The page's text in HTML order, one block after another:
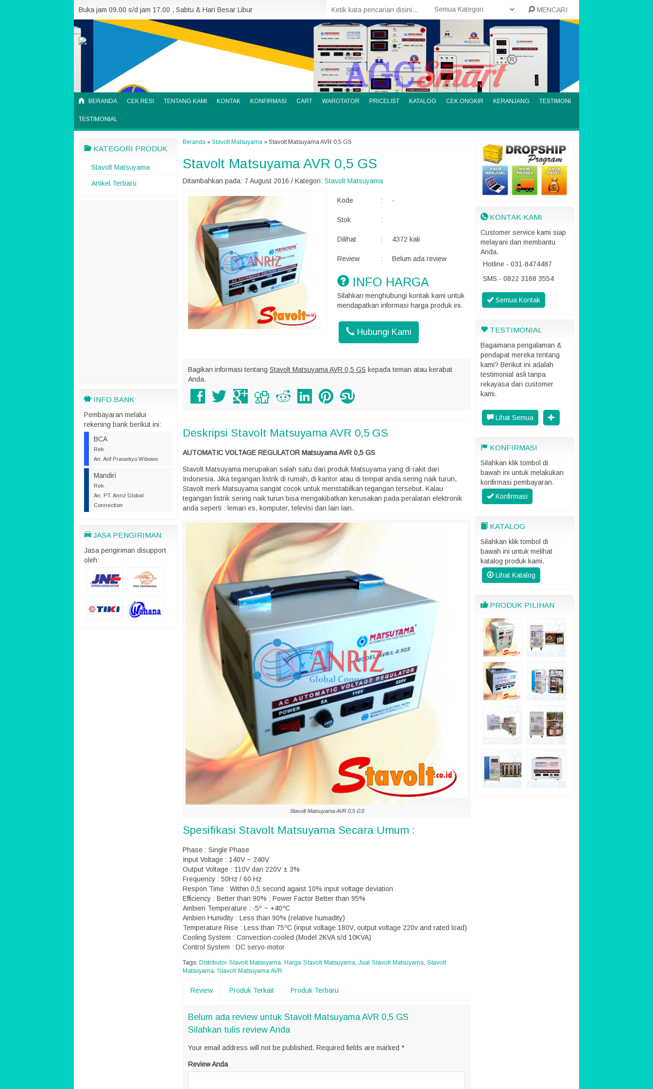
Buka jam 09.00 s/d jam 17.00 , Sabtu & Hari Besar Libur MENCARI
BERANDA CEK RESI TENTANG KAMI KONTAK KONFIRMASI CART WAROTATOR PRICELIST KATALOG CEK ONGKIR KERANJANG TESTIMONI
TESTIMONIAL
KATEGORI PRODUK
Stavolt Matsuyama
Artikel Terbaru
INFO BANK
Pembayaran melalui
rekening bank berikut ini:
BCA
Rek.
An. Arif Prasetiyo Wibowo
Mandiri
Rek.
An. PT. Anriz Global
Connection
JASA PENGIRIMAN
Jasa pengiriman disupport
oleh:
Beranda » Stavolt Matsuyama » Stavolt Matsuyama AVR 0,5 GS
Stavolt Matsuyama AVR 0,5 GS
Ditambahkan pada: 7 August 2016 / Kategori: Stavolt Matsuyama
Kode : -
Stok :
Dilihat : 4372 kali
Review : Belum ada review
INFO HARGA
Silahkan menghubungi kontak kami untuk
mendapatkan informasi harga produk ini.
Hubungi Kami
Bagikan informasi tentang Stavolt Matsuyama AVR 0,5 GS kepada teman atau kerabat
Anda.
Deskripsi Stavolt Matsuyama AVR 0,5 GS
AUTOMATIC VOLTAGE REGULATOR Matsuyama AVR 0,5 GS
Stavolt Matsuyama merupakan salah satu dari produk Matsuyama yang di rakit dari
Indonesia. Jika tegangan listrik di rumah, di kantor atau di tempat anda sering naik turun,
Stavolt merk Matsuyama sangat cocok untuk menstabilkan tegangan tersebut. Kalau
tegangan listrik sering naik turun bisa mengakibatkan kerusakan pada peralatan elektronik
anda seperti : lemari es, komputer, televisi dan lain lain.
Stavolt Matsuyama AVR 0,5 GS
Spesifikasi Stavolt Matsuyama Secara Umum :
Phase : Single Phase
Input Voltage : 140V ~ 240V
Output Voltage : 110V dan 220V ± 3%
Frequency : 50Hz / 60 Hz
Respon Time : Within 0,5 second agaist 10% input voltage deviation
Efficiency : Better than 90% ; Power Factor Better than 95%
Ambien Temperature : -5º ~ +40ºC
Ambien Humidity : Less than 90% (relative humadity)
Temperature Rise : Less than 75ºC (input voltage 180V, output voltage 220v and rated load)
Cooling System : Convection-cooled (Model 2KVA s/d 10KVA)
Control System : DC servo-motor
Tags: Distributor Stavolt Matsuyama, Harga Stavolt Matsuyama, Jual Stavolt Matsuyama, Stavolt
Matsuyama, Stavolt Matsuyama AVR
Review Produk Terkait Produk Terbaru
Belum ada review untuk Stavolt Matsuyama AVR 0,5 GS
Silahkan tulis review Anda
Your email address will not be published. Required fields are marked *
Review Anda
KONTAK KAMI
Customer service kami siap
melayani dan membantu
Anda.
Hotline - 031-8474487
SMS - 0822 3168 3554
Semua Kontak
TESTIMONIAL
Bagaimana pengalaman &
pendapat mereka tentang
kami? Berikut ini adalah
testimonial asli tanpa
rekayasa dari customer
kami.
Lihat Semua
KONFIRMASI
Silahkan klik tombol di
bawah ini untuk melakukan
konfirmasi pembayaran.
Konfirmasi
KATALOG
Silahkan klik tombol di
bawah ini untuk melihat
katalog produk kami.
Lihat Katalog
PRODUK PILIHAN